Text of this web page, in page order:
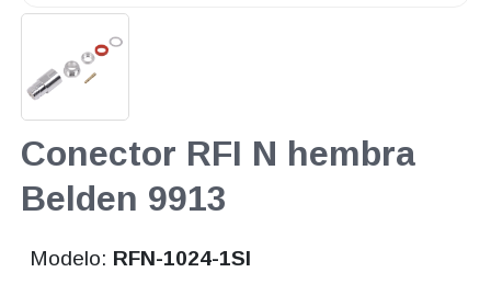
Conector RFI N hembra
Belden 9913
Modelo: RFN-1024-1SI